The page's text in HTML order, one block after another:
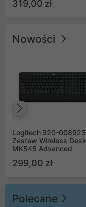
(2szt)
319,00 zł
Nowości
Logitech 920-008923
Zestaw Wireless
MK545 Advanced
299,00 zł
Polecane